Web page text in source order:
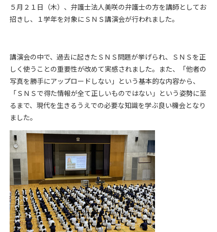
５月２１日（木）、弁護士法人美咲の弁護士の方を講師としてお
招きし、１学年を対象にＳＮＳ講演会が行われました。
講演会の中で、過去に起きたＳＮＳ問題が挙げられ、ＳＮＳを正
しく使うことの重要性が改めて実感されました。また、「他者の
写真を勝手にアップロードしない」という基本的な内容から、
「ＳＮＳで得た情報が全て正しいものではない」という姿勢に至
るまで、現代を生きるうえでの必要な知識を学ぶ良い機会となり
ました。